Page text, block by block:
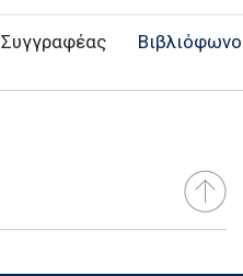
Συγγραφέας Βιβλιόφωνο